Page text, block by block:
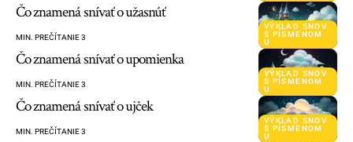
VÝKLAD SNOV
S PÍSMENOM
U
Čo znamená snívať o užasnúť
MIN. PREČÍTANIE 3
VÝKLAD SNOV
S PÍSMENOM
U
Čo znamená snívať o upomienka
MIN. PREČÍTANIE 3
VÝKLAD SNOV
S PÍSMENOM
U
Čo znamená snívať o ujček
MIN. PREČÍTANIE 3